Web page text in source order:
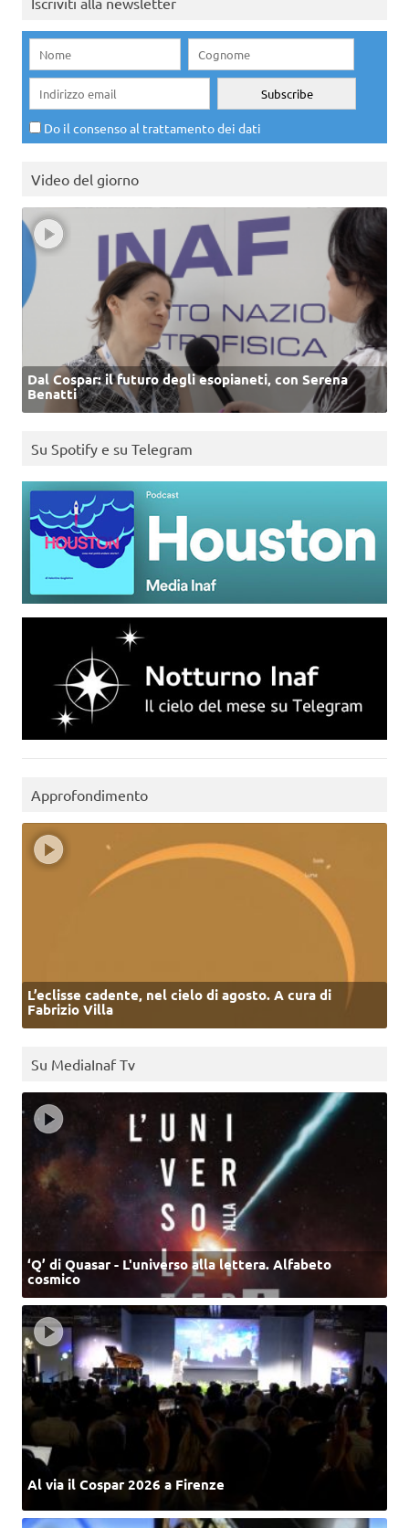
Do il consenso al trattamento dei dati
Video del giorno
Dal Cospar: il futuro degli esopianeti, con Serena
Benatti
Su Spotify e su Telegram
Approfondimento
L’eclisse cadente, nel cielo di agosto. A cura di
Fabrizio Villa
Su MediaInaf Tv
‘Q’ di Quasar - L'universo alla lettera. Alfabeto
cosmico
Al via il Cospar 2026 a Firenze